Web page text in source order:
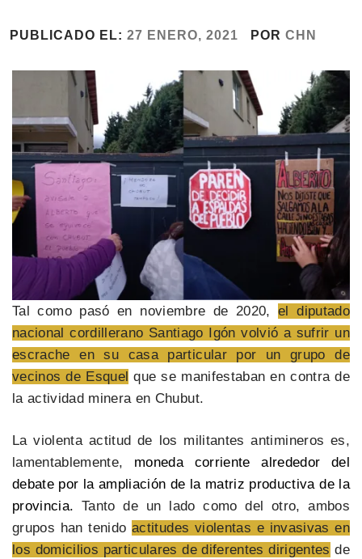
PUBLICADO EL: 27 ENERO, 2021 POR CHN
Tal como pasó en noviembre de 2020,el diputado
nacional cordillerano Santiago Igón volvió a sufrir un
escrache en su casa particular por un grupo de
vecinos de Esquel que se manifestaban en contra de
la actividad minera en Chubut.
La violenta actitud de los militantes antimineros es,
lamentablemente, moneda corriente alrededor del
debate por la ampliación de la matriz productiva de la
provincia. Tanto de un lado como del otro, ambos
grupos han tenidoactitudes violentas e invasivas en
los domicilios particulares de diferentes dirigentes de